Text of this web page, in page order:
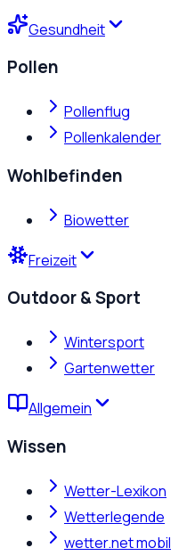
Gesundheit
Pollen
Pollenflug
Pollenkalender
Wohlbefinden
Biowetter
Freizeit
Outdoor & Sport
Wintersport
Gartenwetter
Allgemein
Wissen
Wetter-Lexikon
Wetterlegende
wetter.net mobil